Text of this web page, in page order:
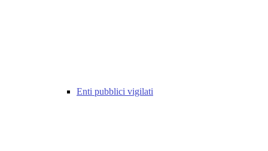
Enti pubblici vigilati